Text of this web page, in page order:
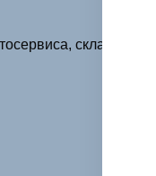
склада и